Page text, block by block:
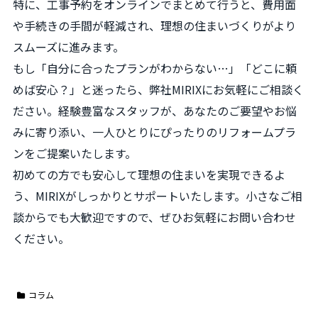
特に、工事予約をオンラインでまとめて行うと、費用面
や手続きの手間が軽減され、理想の住まいづくりがより
スムーズに進みます。
もし「自分に合ったプランがわからない…」「どこに頼
めば安心？」と迷ったら、弊社MIRIXにお気軽にご相談く
ださい。経験豊富なスタッフが、あなたのご要望やお悩
みに寄り添い、一人ひとりにぴったりのリフォームプラ
ンをご提案いたします。
初めての方でも安心して理想の住まいを実現できるよ
う、MIRIXがしっかりとサポートいたします。小さなご相
談からでも大歓迎ですので、ぜひお気軽にお問い合わせ
ください。
コラム